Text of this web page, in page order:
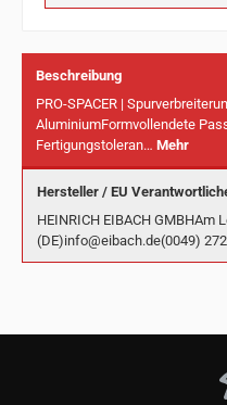
Beschreibung
PRO-SPACER |
AluminiumFormvollendete
Fertigungstoleran… Mehr
Hersteller / EU
HEINRICH EIBACH GMBHAm
(DE)info@eibach.de(0049)